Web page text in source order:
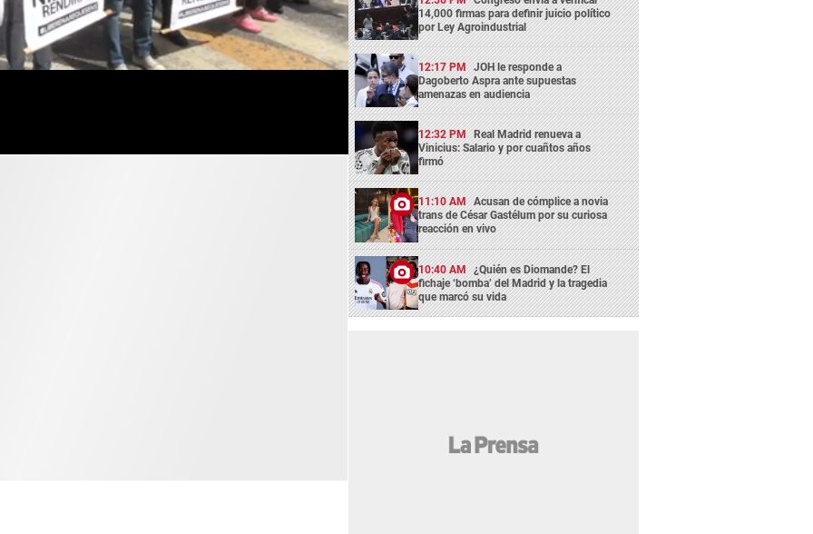
14,000 firmas para definir juicio político
por Ley Agroindustrial
12:17 PM JOH le responde a
Dagoberto Aspra ante supuestas
amenazas en audiencia
12:32 PM Real Madrid renueva a
Vinicius: Salario y por cuañtos años
firmó
11:10 AM Acusan de cómplice a novia
trans de César Gastélum por su curiosa
reacción en vivo
10:40 AM ¿Quién es Diomande? El
fichaje ‘bomba’ del Madrid y la tragedia
que marcó su vida